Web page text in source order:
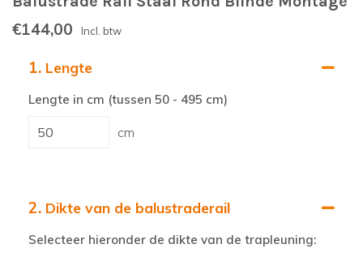
€144,00 Incl. btw
1. Lengte
Lengte in cm (tussen 50 - 495 cm)
cm
2. Dikte van de balustraderail
Selecteer hieronder de dikte van de trapleuning: